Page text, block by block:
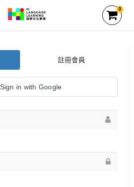
0
註冊會員
Sign in with Google